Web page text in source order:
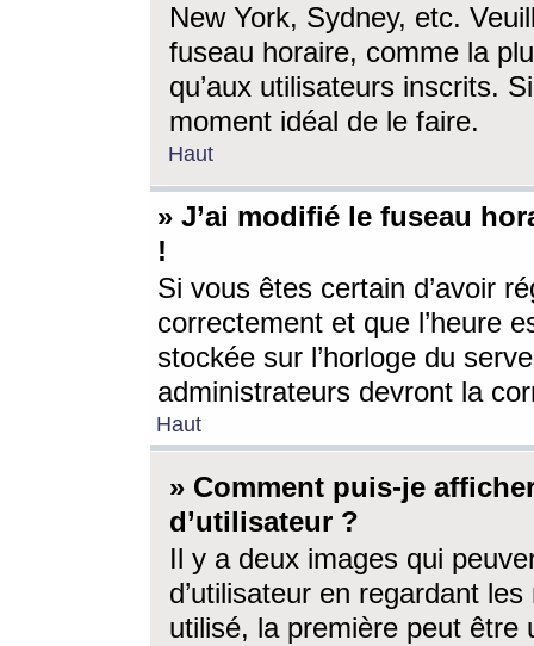
New York, Sydney, etc.
fuseau horaire, comme la
qu’aux utilisateurs inscrits.
moment idéal de le faire.
Haut
» J’ai modifié le fuseau
!
Si vous êtes certain d’avoir
correctement et que l’heure
stockée sur l’horloge du
administrateurs devront la
Haut
» Comment puis-je
d’utilisateur ?
Il y a deux images qui
d’utilisateur en regardant
utilisé, la première peut être